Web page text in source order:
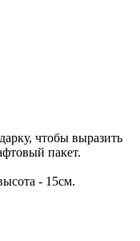
чтобы выразить
пакет.
- 15см.